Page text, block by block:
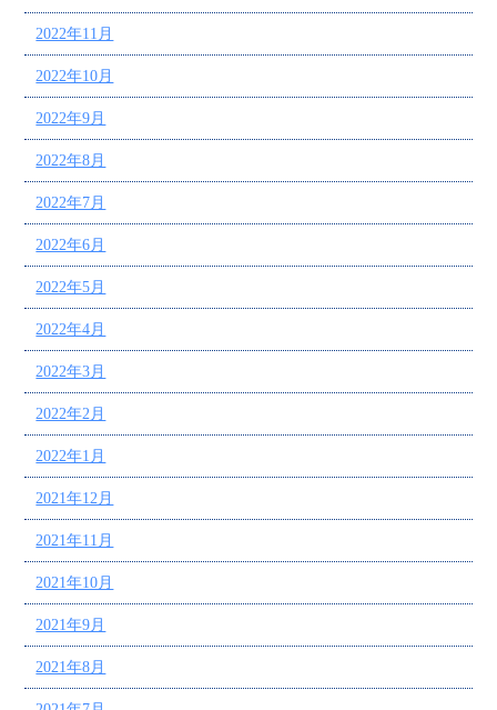
2022年11月
2022年10月
2022年9月
2022年8月
2022年7月
2022年6月
2022年5月
2022年4月
2022年3月
2022年2月
2022年1月
2021年12月
2021年11月
2021年10月
2021年9月
2021年8月